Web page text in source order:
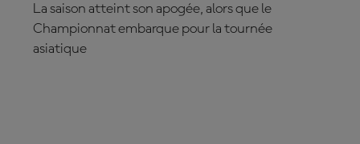
La saison atteint son apogée, alors que le
Championnat embarque pour la tournée
asiatique